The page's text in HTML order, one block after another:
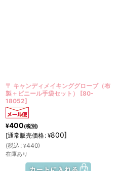
〒 キャンディメイキンググローブ（布
製＋ビニール手袋セット）
[80-
18052]
¥400(税別)
[通常販売価格: ¥800]
(税込 : ¥440)
在庫あり